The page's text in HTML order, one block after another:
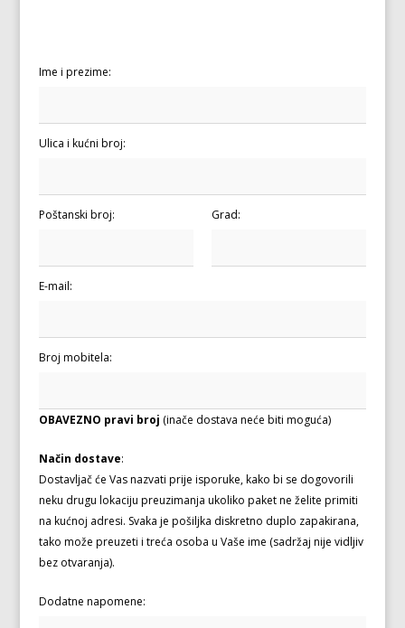
Ime i prezime:
Ulica i kućni broj:
Poštanski broj: Grad:
E-mail:
Broj mobitela:
OBAVEZNO pravi broj (inače dostava neće biti moguća)
Način dostave:
Dostavljač će Vas nazvati prije isporuke, kako bi se dogovorili
neku drugu lokaciju preuzimanja ukoliko paket ne želite primiti
na kućnoj adresi. Svaka je pošiljka diskretno duplo zapakirana,
tako može preuzeti i treća osoba u Vaše ime (sadržaj nije vidljiv
bez otvaranja).
Dodatne napomene: